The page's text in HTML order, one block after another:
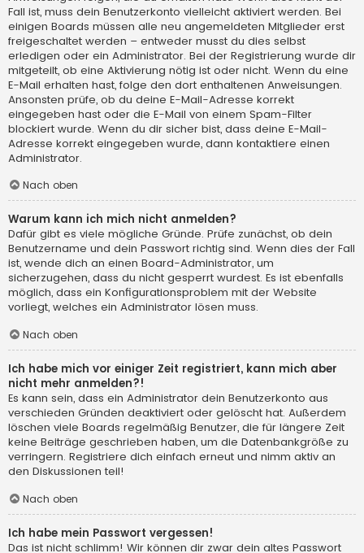
Fall ist, muss dein Benutzerkonto vielleicht aktiviert werden. Bei
einigen Boards müssen alle neu angemeldeten Mitglieder erst
freigeschaltet werden – entweder musst du dies selbst
erledigen oder ein Administrator. Bei der Registrierung wurde dir
mitgeteilt, ob eine Aktivierung nötig ist oder nicht. Wenn du eine
E-Mail erhalten hast, folge den dort enthaltenen Anweisungen.
Ansonsten prüfe, ob du deine E-Mail-Adresse korrekt
eingegeben hast oder die E-Mail von einem Spam-Filter
blockiert wurde. Wenn du dir sicher bist, dass deine E-Mail-
Adresse korrekt eingegeben wurde, dann kontaktiere einen
Administrator.
Nach oben
Warum kann ich mich nicht anmelden?
Dafür gibt es viele mögliche Gründe. Prüfe zunächst, ob dein
Benutzername und dein Passwort richtig sind. Wenn dies der Fall
ist, wende dich an einen Board-Administrator, um
sicherzugehen, dass du nicht gesperrt wurdest. Es ist ebenfalls
möglich, dass ein Konfigurationsproblem mit der Website
vorliegt, welches ein Administrator lösen muss.
Nach oben
Ich habe mich vor einiger Zeit registriert, kann mich aber
nicht mehr anmelden?!
Es kann sein, dass ein Administrator dein Benutzerkonto aus
verschieden Gründen deaktiviert oder gelöscht hat. Außerdem
löschen viele Boards regelmäßig Benutzer, die für längere Zeit
keine Beiträge geschrieben haben, um die Datenbankgröße zu
verringern. Registriere dich einfach erneut und nimm aktiv an
den Diskussionen teil!
Nach oben
Ich habe mein Passwort vergessen!
Das ist nicht schlimm! Wir können dir zwar dein altes Passwort